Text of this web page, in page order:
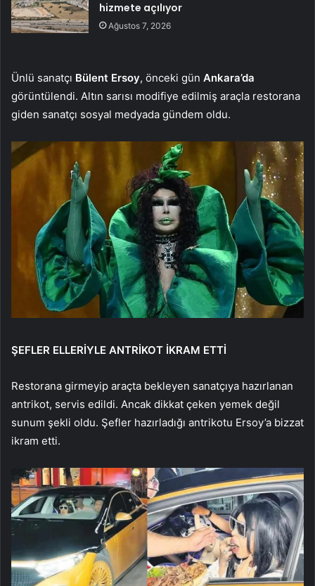
hizmete açılıyor
Ağustos 7, 2026
Ünlü sanatçı Bülent Ersoy, önceki gün Ankara’da
görüntülendi. Altın sarısı modifiye edilmiş araçla restorana
giden sanatçı sosyal medyada gündem oldu.
ŞEFLER ELLERİYLE ANTRİKOT İKRAM ETTİ
Restorana girmeyip araçta bekleyen sanatçıya hazırlanan
antrikot, servis edildi. Ancak dikkat çeken yemek değil
sunum şekli oldu. Şefler hazırladığı antrikotu Ersoy’a bizzat
ikram etti.